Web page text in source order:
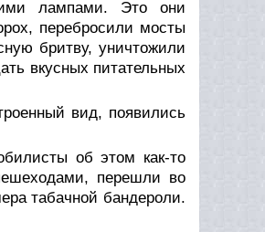
лампами. Это они
перебросили мосты
бритву, уничтожили
вкусных питательных
вид, появились
об этом как-то
перешли во
табачной бандероли.